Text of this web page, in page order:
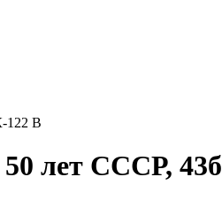
122 В
лет СССР, 43б